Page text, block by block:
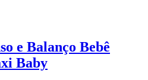
e Balanço Bebê
Baby